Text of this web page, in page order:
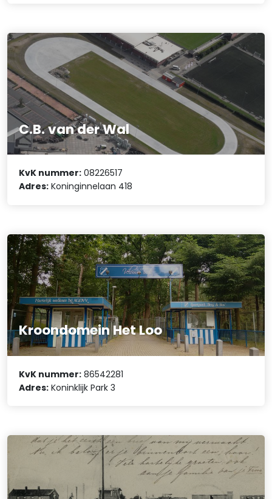
C.B. van der Wal
KvK nummer: 08226517
Adres: Koninginnelaan 418
Kroondomein Het Loo
KvK nummer: 86542281
Adres: Koninklijk Park 3